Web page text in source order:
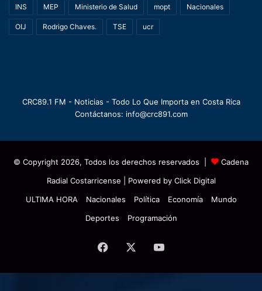
INS MEP Ministerio de Salud mopt Nacionales
OIJ Rodrigo Chaves. TSE ucr
CRC89.1 FM - Noticias - Todo Lo Que Importa en Costa Rica
Contáctanos: info@crc891.com
© Copyright 2026, Todos los derechos reservados |
Cadena
Radial Costarricense | Powered by Click Digital
ULTIMA HORA
Nacionales Política Economía
Mundo
Deportes
Programación
Facebook YouTube